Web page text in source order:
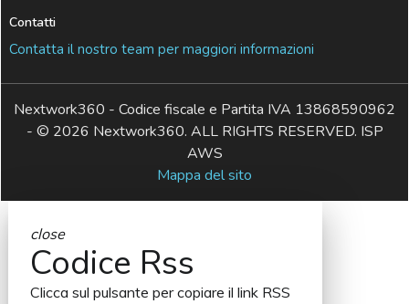
Contatti
Contatta il nostro team per maggiori informazioni
Nextwork360 - Codice fiscale e Partita IVA 13868590962
- © 2026 Nextwork360. ALL RIGHTS RESERVED. ISP
AWS
Mappa del sito
close
Codice Rss
Clicca sul pulsante per copiare il link RSS